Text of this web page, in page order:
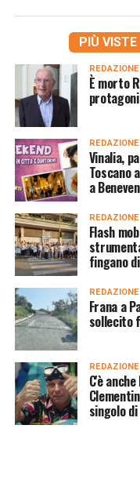
PIÙ VISTE
REDAZIONE
È morto
REDAZIONE
Vinalia,
Toscano
a
REDAZIONE
Flash
fingano
REDAZIONE
Frana a
sollecito
REDAZIONE
C'è
singolo